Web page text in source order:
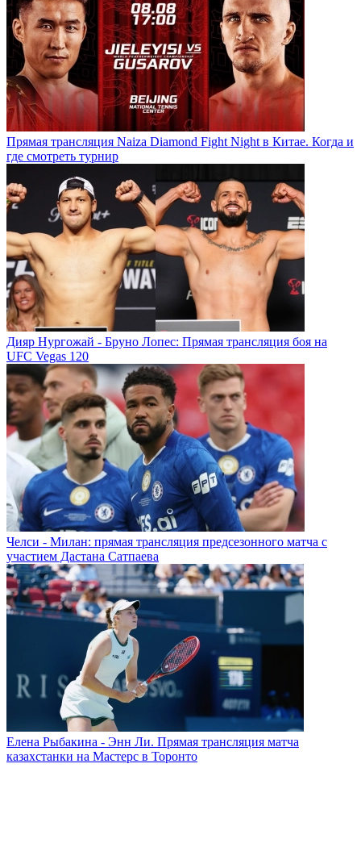
Прямая трансляция Naiza Diamond Fight Night в Китае. Когда и
где смотреть турнир
Дияр Нургожай - Бруно Лопес: Прямая трансляция боя на
UFC Vegas 120
Челси - Милан: прямая трансляция предсезонного матча с
участием Дастана Сатпаева
Елена Рыбакина - Энн Ли. Прямая трансляция матча
казахстанки на Мастерс в Торонто